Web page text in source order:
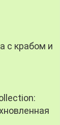
с крабом и